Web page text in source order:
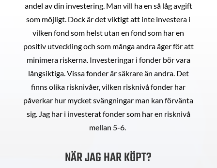
andel av din investering. Man vill ha en så låg avgift
som möjligt. Dock är det viktigt att inte investera i
vilken fond som helst utan en fond som har en
positiv utveckling och som många andra äger för att
minimera riskerna. Investeringar i fonder bör vara
långsiktiga. Vissa fonder är säkrare än andra. Det
finns olika risknivåer, vilken risknivå fonder har
påverkar hur mycket svängningar man kan förvänta
sig. Jag har i investerat fonder som har en risknivå
mellan 5-6.
NÄR JAG HAR KÖPT?